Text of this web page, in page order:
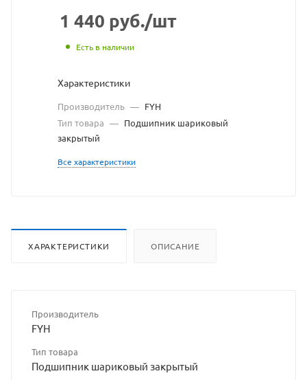
https://
без
разрешения
сайта
1 440 руб./шт
Есть в наличии
Характеристики
Производитель — FYH
Тип товара — Подшипник шариковый
закрытый
Все характеристики
ХАРАКТЕРИСТИКИ ОПИСАНИЕ
Производитель
FYH
Тип товара
Подшипник шариковый закрытый